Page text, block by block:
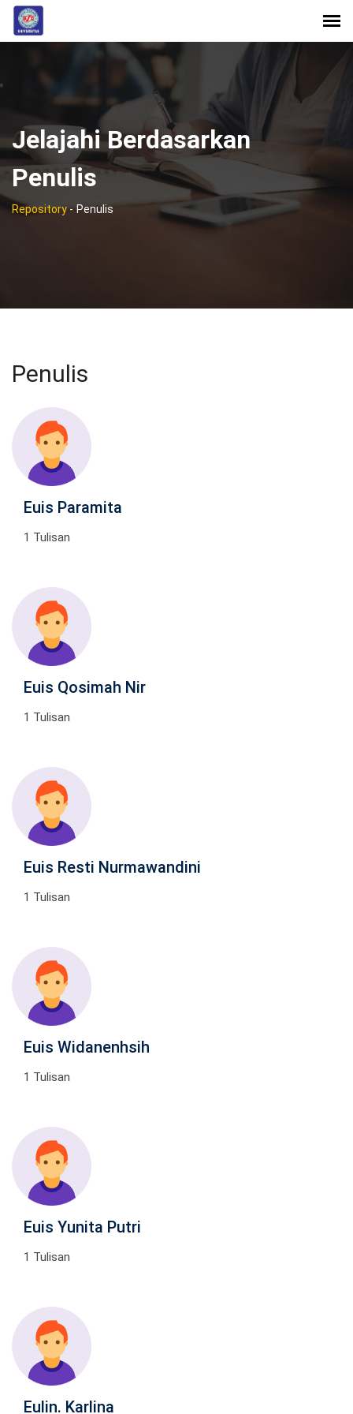
Jelajahi Berdasarkan
Penulis
Repository- Penulis
Penulis
Euis Paramita
1 Tulisan
Euis Qosimah Nir
1 Tulisan
Euis Resti Nurmawandini
1 Tulisan
Euis Widanenhsih
1 Tulisan
Euis Yunita Putri
1 Tulisan
Eulin. Karlina